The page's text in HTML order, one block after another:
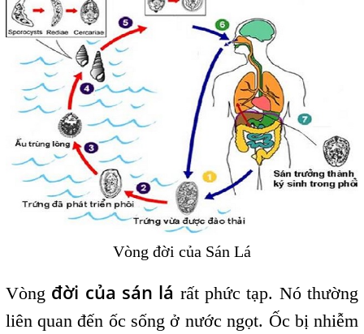
Vòng đời của Sán Lá
Vòng đời của sán lá rất phức tạp. Nó thường
liên quan đến ốc sống ở nước ngọt. Ốc bị nhiễm